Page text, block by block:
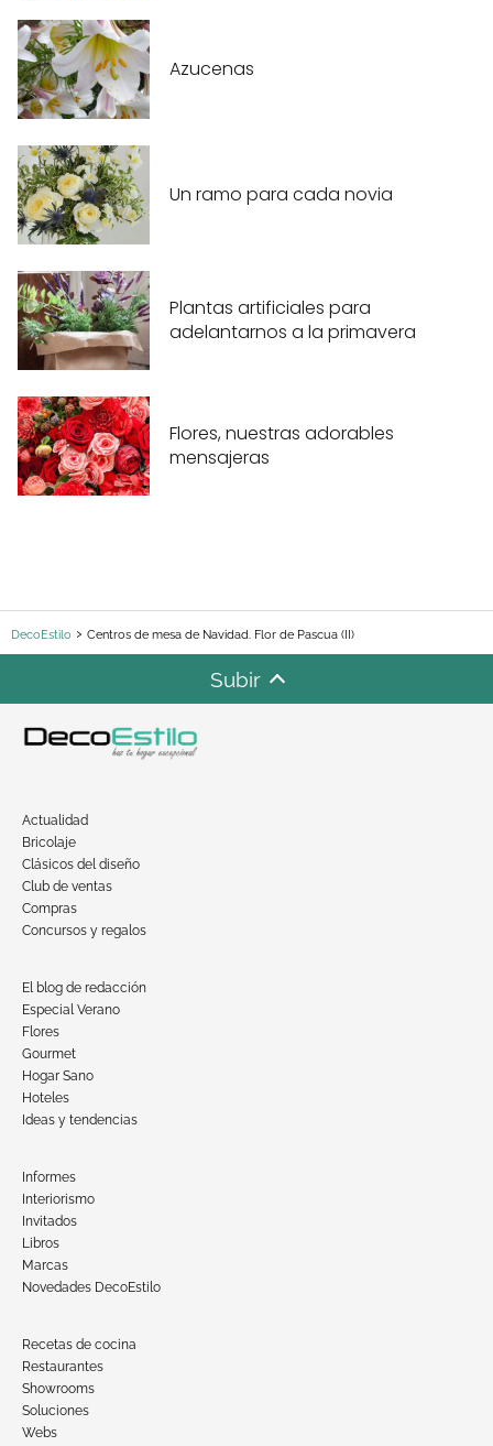
Azucenas
Un ramo para cada novia
Plantas artificiales para
adelantarnos a la primavera
Flores, nuestras adorables
mensajeras
DecoEstilo Centros de mesa de Navidad. Flor de Pascua (II)
Subir
Actualidad
Bricolaje
Clásicos del diseño
Club de ventas
Compras
Concursos y regalos
El blog de redacción
Especial Verano
Flores
Gourmet
Hogar Sano
Hoteles
Ideas y tendencias
Informes
Interiorismo
Invitados
Libros
Marcas
Novedades DecoEstilo
Recetas de cocina
Restaurantes
Showrooms
Soluciones
Webs